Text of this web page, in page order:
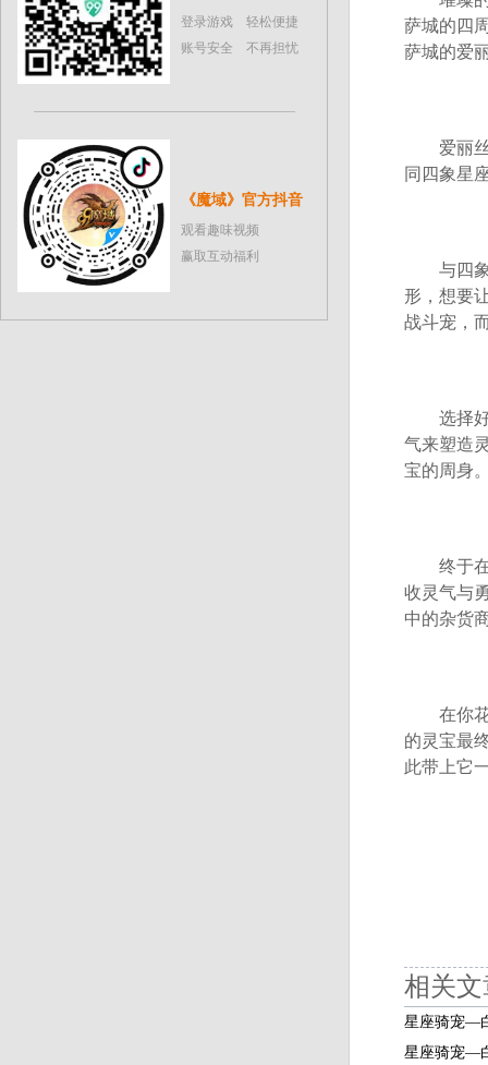
登录游戏 轻松便捷
账号安全 不再担忧
《魔域》官方抖音
观看趣味视频
赢取互动福利
萨城的四
萨城的爱
爱丽丝
同四象星
与四象
形，想要
战斗宠，
选择好
气来塑造
宝的周身
终于在
收灵气与
中的杂货
在你花
的灵宝最
此带上它
相关文
星座骑宠—
星座骑宠—